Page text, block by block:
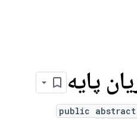
پایه
public abstract